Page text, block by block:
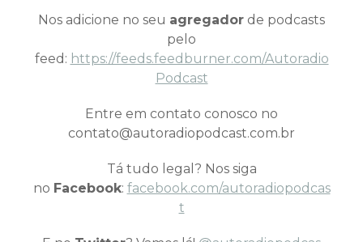
Nos adicione no seu agregador de podcasts
pelo
feed: https://feeds.feedburner.com/Autoradio
Podcast
Entre em contato conosco no
contato@autoradiopodcast.com.br
Tá tudo legal? Nos siga
no Facebook: facebook.com/autoradiopodcas
t